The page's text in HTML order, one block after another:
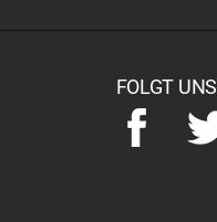
FOLGT UNS